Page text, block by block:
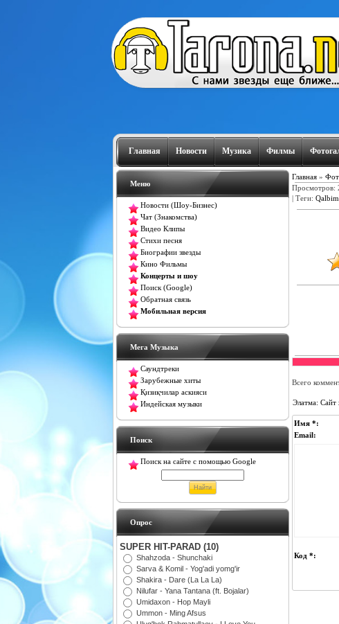
Главная Новости Музика Филмы
Меню
Новости (Шоу-Бизнес)
Чат (Знакомства)
Видео Клипы
Стихи песня
Биографии звезды
Кино Фильмы
Концерты и шоу
Поиск (Google)
Обратная связь
Мобильная версия
Мега Музыка
Саундтреки
Зарубежные хиты
Қизиқчилар аскияси
Индейская музыки
Поиск
Поиск на сайте с помощью Google
Oпрос
SUPER HIT-PARAD (10)
Shahzoda - Shunchaki
Sarva & Komil - Yog'adi yomg'ir
Shakira - Dare (La La La)
Nilufar - Yana Tantana (ft. Bojalar)
Umidaxon - Hop Mayli
Ummon - Ming Afsus
Главная»
Просмотров:
Теги:
Всего
Элатма: Сайт
Имя *:
Email:
Код *: